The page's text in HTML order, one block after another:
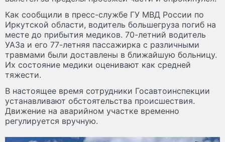
Как сообщили в пресс-службе ГУ МВД России по
Иркутской области, водитель большегруза погиб на
месте до прибытия медиков. 70-летний водитель
УАЗа и его 77-летняя пассажирка с различными
травмами были доставлены в ближайшую больницу.
Их состояние медики оценивают как средней
тяжести.
В настоящее время сотрудники Госавтоинспекции
устанавливают обстоятельства происшествия.
Движение на аварийном участке временно
регулируется вручную.